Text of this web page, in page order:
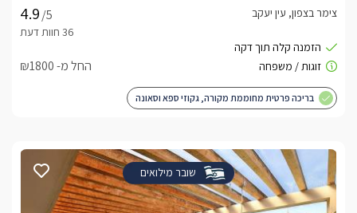
/5
צימר בצפון, עין יעקב
החל מ- ₪1800
בריכה פרטית מחוממת מקורה, גקוזי ספא וסאונה
שובר מילואים